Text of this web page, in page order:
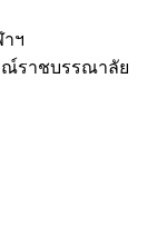
ฯ
ณ์ราชบรรณาลัย